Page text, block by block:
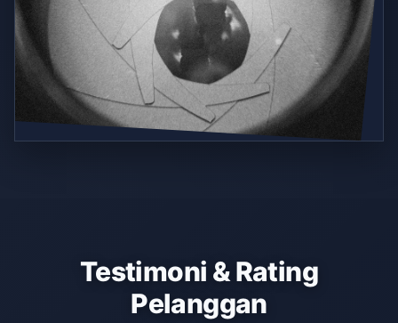
Testimoni & Rating
Pelanggan